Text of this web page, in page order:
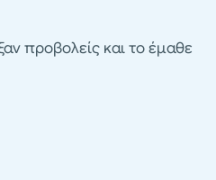
προβολείς και το έμαθε